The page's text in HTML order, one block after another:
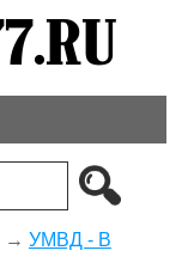
→ УМВД - В